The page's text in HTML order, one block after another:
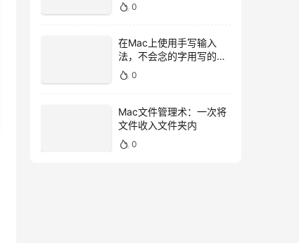
0
在Mac上使用手写输入
法，不会念的字用写的就
好！
0
Mac文件管理术：一次将
文件收入文件夹内
0